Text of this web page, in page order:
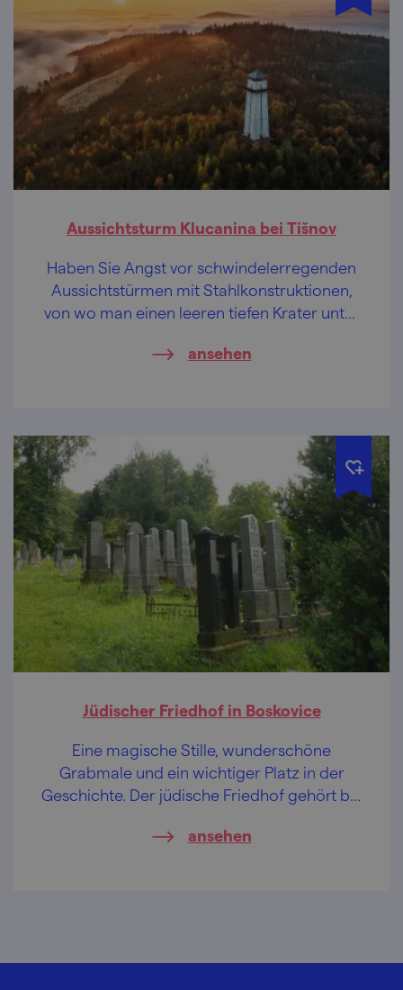
Aussichtsturm Klucanina bei Tišnov
Haben Sie Angst vor schwindelerregenden
Aussichtstürmen mit Stahlkonstruktionen,
von wo man einen leeren tiefen Krater unter
gerne einen schönen Höhenblick genießen?
ansehen
Jüdischer Friedhof in Boskovice
Eine magische Stille, wunderschöne
Grabmale und ein wichtiger Platz in der
Geschichte. Der jüdische Friedhof gehört bei
von Boskovice unbedingt dazu.
ansehen